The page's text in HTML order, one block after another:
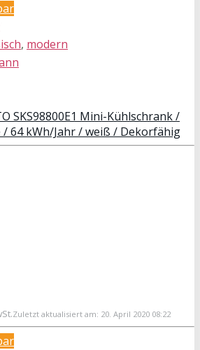
, modern
SKS98800E1 Mini-Kühlschrank /
/ 64 kWh/Jahr / weiß / Dekorfähig
Zuletzt aktualisiert am: 20. April 2020 08:22